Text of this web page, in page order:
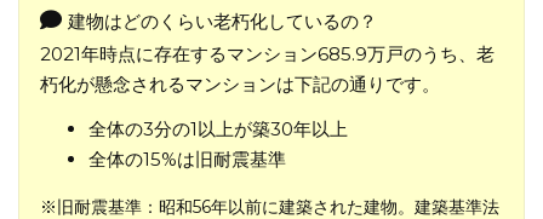
建物はどのくらい老朽化しているの？
2021年時点に存在するマンション685.9万戸のうち、老
朽化が懸念されるマンションは下記の通りです。
全体の3分の1以上が築30年以上
全体の15%は旧耐震基準
※旧耐震基準：昭和56年以前に建築された建物。建築基準法